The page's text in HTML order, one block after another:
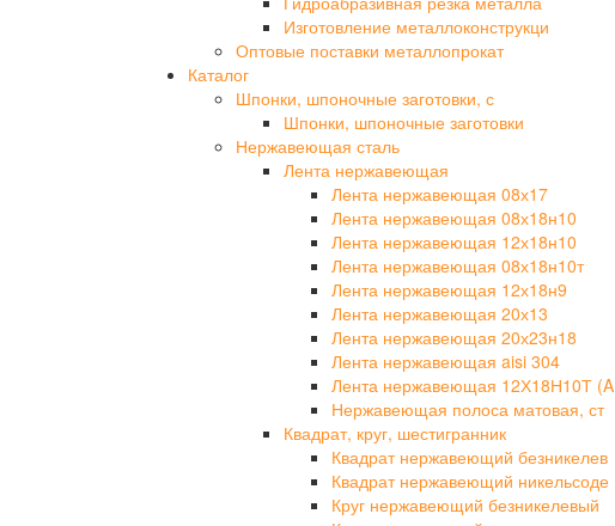
Изготовление металлоконструкци
Оптовые поставки металлопрокат
Каталог
Шпонки, шпоночные заготовки, с
Шпонки, шпоночные заготовки
Нержавеющая сталь
Лента нержавеющая
Лента нержавеющая 08х17
Лента нержавеющая 08х18н10
Лента нержавеющая 12х18н10
Лента нержавеющая 08х18н10т
Лента нержавеющая 12х18н9
Лента нержавеющая 20х13
Лента нержавеющая 20х23н18
Лента нержавеющая aisi 304
Лента нержавеющая 12Х18Н10Т (A
Нержавеющая полоса матовая, ст
Квадрат, круг, шестигранник
Квадрат нержавеющий безникелев
Квадрат нержавеющий никельсоде
Круг нержавеющий безникелевый